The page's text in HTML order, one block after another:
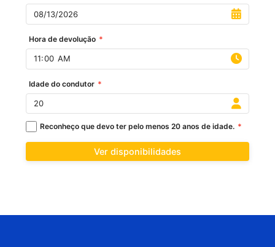
Hora de devolução *
Idade do condutor *
Reconheço que devo ter pelo menos 20 anos de idade. *
Ver disponibilidades